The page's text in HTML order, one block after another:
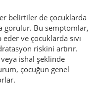
belirtiler de çocuklarda
görülür. Bu semptomlar,
eder ve çocuklarda sıvı
riskini artırır.
ishal şeklinde
çocuğun genel